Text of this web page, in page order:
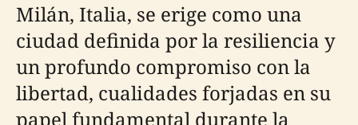
Milán, Italia, se erige como una
ciudad definida por la resiliencia y
un profundo compromiso con la
libertad, cualidades forjadas en su
papel fundamental durante la